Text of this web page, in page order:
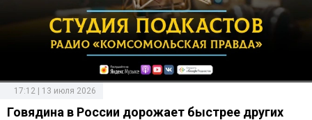
17:12 | 13 июля 2026
Говядина в России дорожает быстрее других